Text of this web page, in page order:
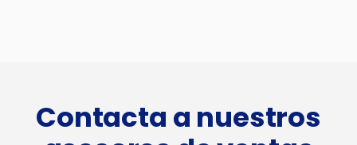
Contacta a nuestros